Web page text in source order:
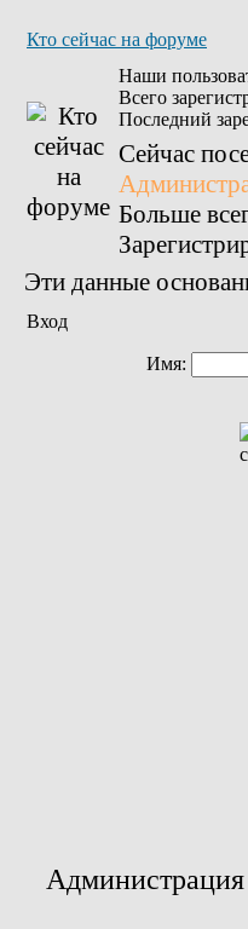
Кто сейчас на форуме
Наши
Всего
Последний
Сейчас
Больше
Эти данные
Вход
Имя: